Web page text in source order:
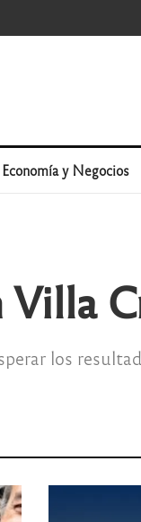
Economía y Negocios
Villa
los